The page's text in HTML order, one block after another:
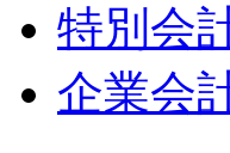
特別会
企業会